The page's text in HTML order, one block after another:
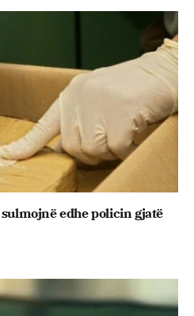
edhe policin gjatë